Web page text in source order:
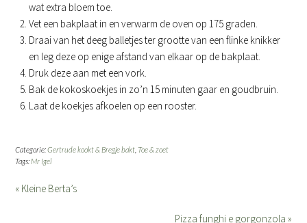
wat extra bloem toe.
Vet een bakplaat in en verwarm de oven op 175 graden.
Draai van het deeg balletjes ter grootte van een flinke knikker
en leg deze op enige afstand van elkaar op de bakplaat.
Druk deze aan met een vork.
Bak de kokoskoekjes in zo’n 15 minuten gaar en goudbruin.
Laat de koekjes afkoelen op een rooster.
Categorie:Gertrude kookt & Bregje bakt Toe & zoet
Tags: Mr Igel
« Kleine Berta’s
Pizza funghi e gorgonzola »